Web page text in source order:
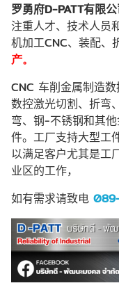
罗勇府D-PATT有限
注重人才、技术人员
机加工CNC、装配、
产。
CNC 车削金属制造
数控激光切割、折弯
弯、钢-不锈钢和其
件。工厂支持大型工
以满足客户尤其是工
业区的工作，
如有需求请致电 089